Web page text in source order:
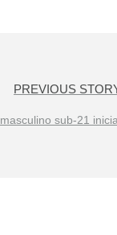
PREVIOUS
sub-21